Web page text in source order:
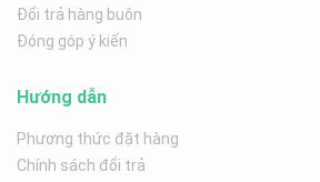
Đổi trả hàng buôn
Đóng góp ý kiến
Hướng dẫn
Phương thức đặt hàng
Chính sách đổi trả